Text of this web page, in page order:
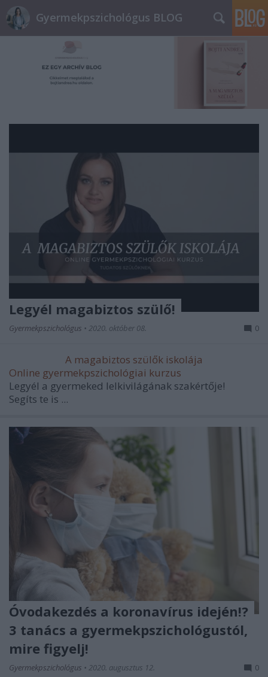
Gyermekpszichológus BLOG
Legyél magabiztos szülő!
Gyermekpszichológus • 2020. október 08. 0
A magabiztos szülők iskolája
Online gyermekpszichológiai kurzus
Legyél a gyermeked lelkivilágának szakértője!
Segíts te is ...
Óvodakezdés a koronavírus idején!?
3 tanács a gyermekpszichológustól,
mire figyelj!
Gyermekpszichológus • 2020. augusztus 12. 0